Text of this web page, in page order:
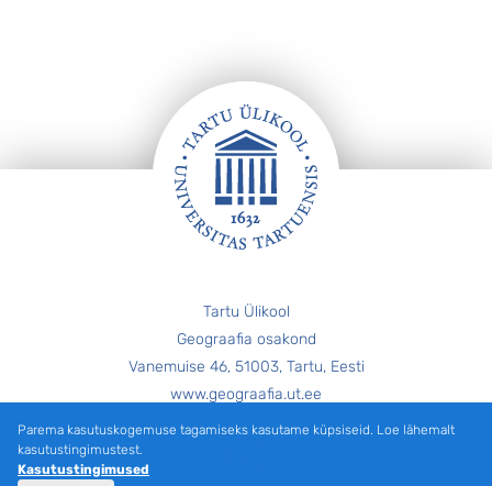
Tartu Ülikool
Geograafia osakond
Vanemuise 46, 51003, Tartu, Eesti
www.geograafia.ut.ee
Parema kasutuskogemuse tagamiseks kasutame küpsiseid. Loe lähemalt
kasutustingimustest.
Kasutustingimused